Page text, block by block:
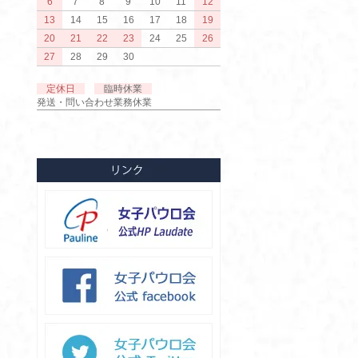
13
14 15 16 17 18
19
20
21 22 23 24 25
26
27
28 29 30
定休日
臨時休業
発送・問い合わせ業務休業